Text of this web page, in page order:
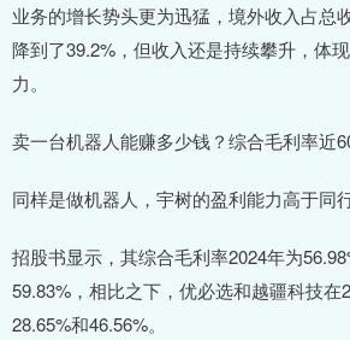
业务的增长势头更为迅猛，境外收入占总
降到了39.2%，但收入还是持续攀升，体
力。
卖一台机器人能赚多少钱？综合毛利率近
同样是做机器人，宇树的盈利能力高于同行
招股书显示，其综合毛利率2024年为
59.83%，相比之下，优必选和越疆科技在
28.65%和46.56%。